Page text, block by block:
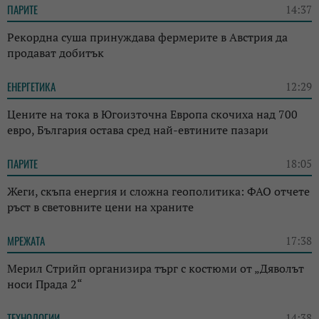
ПАРИТЕ 14:37
Рекордна суша принуждава фермерите в Австрия да
продават добитък
ЕНЕРГЕТИКА 12:29
Цените на тока в Югоизточна Европа скочиха над 700
евро, България остава сред най-евтините пазари
ПАРИТЕ 18:05
Жеги, скъпа енергия и сложна геополитика: ФАО отчете
ръст в световните цени на храните
МРЕЖАТА 17:38
Мерил Стрийп организира търг с костюми от „Дяволът
носи Прада 2“